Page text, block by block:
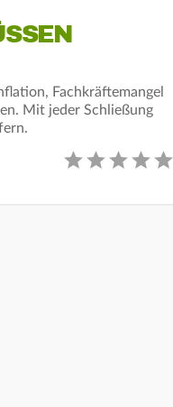
Fachkräftemangel
Mit jeder Schließung